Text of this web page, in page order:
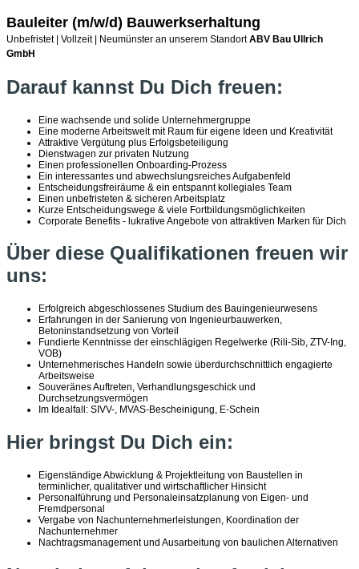
Bauleiter (m/w/d) Bauwerkserhaltung
Unbefristet | Vollzeit | Neumünster an unserem StandortABV Bau Ullrich
GmbH
Darauf kannst Du Dich freuen:
Eine wachsende und solide Unternehmergruppe
Eine moderne Arbeitswelt mit Raum für eigene Ideen und Kreativität
Attraktive Vergütung plus Erfolgsbeteiligung
Dienstwagen zur privaten Nutzung
Einen professionellen Onboarding-Prozess
Ein interessantes und abwechslungsreiches Aufgabenfeld
Entscheidungsfreiräume & ein entspannt kollegiales Team
Einen unbefristeten & sicheren Arbeitsplatz
Kurze Entscheidungswege & viele Fortbildungsmöglichkeiten
Corporate Benefits - lukrative Angebote von attraktiven Marken für Dich
Über diese Qualifikationen freuen wir
uns:
Erfolgreich abgeschlossenes Studium des Bauingenieurwesens
Erfahrungen in der Sanierung von Ingenieurbauwerken,
Betoninstandsetzung von Vorteil
Fundierte Kenntnisse der einschlägigen Regelwerke (Rili-Sib, ZTV-Ing,
VOB)
Unternehmerisches Handeln sowie überdurchschnittlich engagierte
Arbeitsweise
Souveränes Auftreten, Verhandlungsgeschick und
Durchsetzungsvermögen
Im Idealfall: SIVV-, MVAS-Bescheinigung, E-Schein
Hier bringst Du Dich ein:
Eigenständige Abwicklung & Projektleitung von Baustellen in
terminlicher, qualitativer und wirtschaftlicher Hinsicht
Personalführung und Personaleinsatzplanung von Eigen- und
Fremdpersonal
Vergabe von Nachunternehmerleistungen, Koordination der
Nachunternehmer
Nachtragsmanagement und Ausarbeitung von baulichen Alternativen